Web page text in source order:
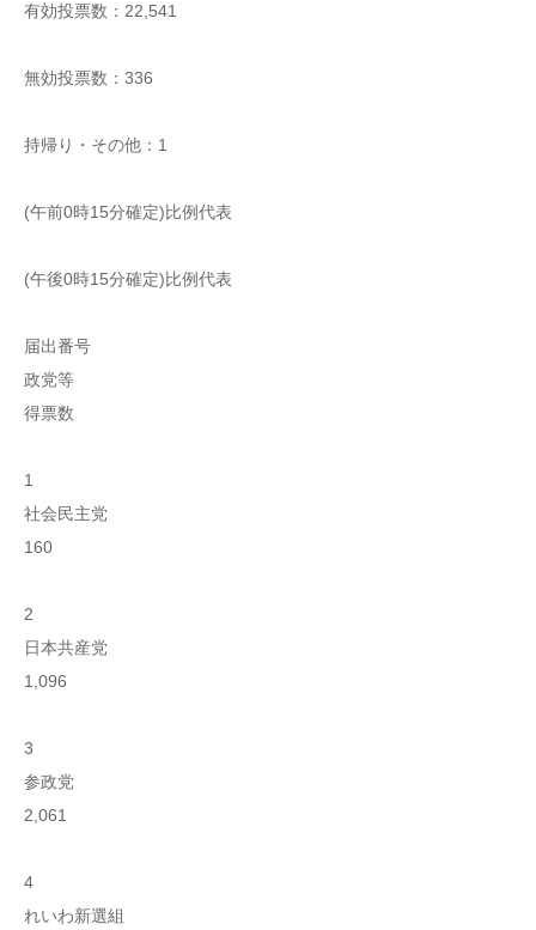
有効投票数：22,541
無効投票数：336
持帰り・その他：1
(午前0時15分確定)比例代表
(午後0時15分確定)比例代表
届出番号
政党等
得票数
1
社会民主党
160
2
日本共産党
1,096
3
参政党
2,061
4
れいわ新選組